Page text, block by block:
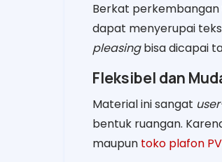
Berkat perkembangan
dapat menyerupai
pleasingbisa dicapai
Fleksibel dan
Material ini sangat
bentuk ruangan.
maupun toko plafon